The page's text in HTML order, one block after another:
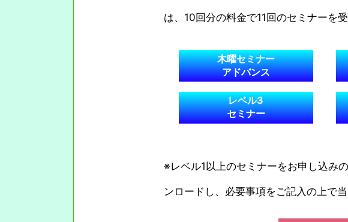
は、10回分の料金で11回のセミナーを受
木曜セミナー
アドバンス
レベル3
セミナー
※レベル1以上のセミナーをお申し込み
ンロードし、必要事項をご記入の上で当